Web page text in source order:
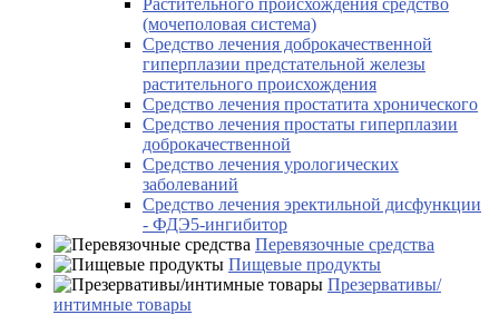
(мочеполовая система)
Средство лечения доброкачественной
гиперплазии предстательной железы
растительного происхождения
Средство лечения простатита хронического
Средство лечения простаты гиперплазии
доброкачественной
Средство лечения урологических
заболеваний
Средство лечения эректильной дисфункции
- ФДЭ5-ингибитор
Перевязочные средства
Пищевые продукты
Презервативы/
интимные товары